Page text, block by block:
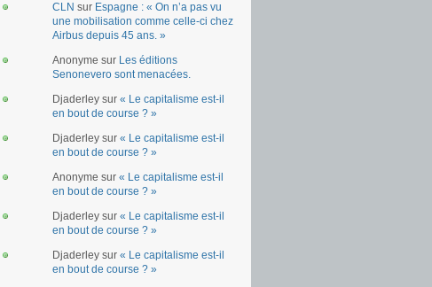
CLN sur Espagne : « On n’a pas vu
une mobilisation comme celle-ci chez
Airbus depuis 45 ans. »
Anonyme sur Les éditions
Senonevero sont menacées.
Djaderley sur « Le capitalisme est-il
en bout de course ? »
Djaderley sur « Le capitalisme est-il
en bout de course ? »
Anonyme sur « Le capitalisme est-il
en bout de course ? »
Djaderley sur « Le capitalisme est-il
en bout de course ? »
Djaderley sur « Le capitalisme est-il
en bout de course ? »